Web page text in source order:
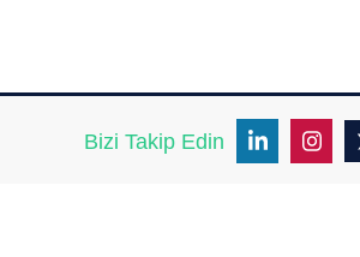
Bizi Takip Edin